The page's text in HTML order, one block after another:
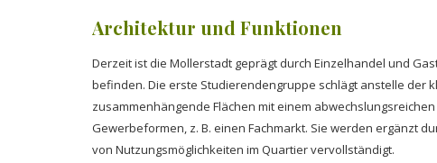
Architektur und Funktionen
Derzeit ist die Mollerstadt geprägt durch Einzelhandel und
befinden. Die erste Studierendengruppe schlägt anstelle der
zusammenhängende Flächen mit einem
Gewerbeformen, z. B. einen Fachmarkt. Sie werden ergänzt
von Nutzungsmöglichkeiten im Quartier vervollständigt.